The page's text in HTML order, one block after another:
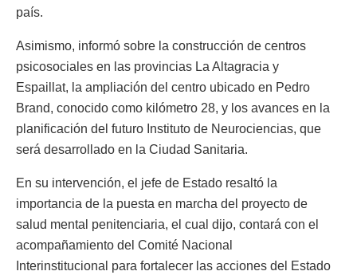
país.
Asimismo, informó sobre la construcción de centros
psicosociales en las provincias La Altagracia y
Espaillat, la ampliación del centro ubicado en Pedro
Brand, conocido como kilómetro 28, y los avances en la
planificación del futuro Instituto de Neurociencias, que
será desarrollado en la Ciudad Sanitaria.
En su intervención, el jefe de Estado resaltó la
importancia de la puesta en marcha del proyecto de
salud mental penitenciaria, el cual dijo, contará con el
acompañamiento del Comité Nacional
Interinstitucional para fortalecer las acciones del Estado